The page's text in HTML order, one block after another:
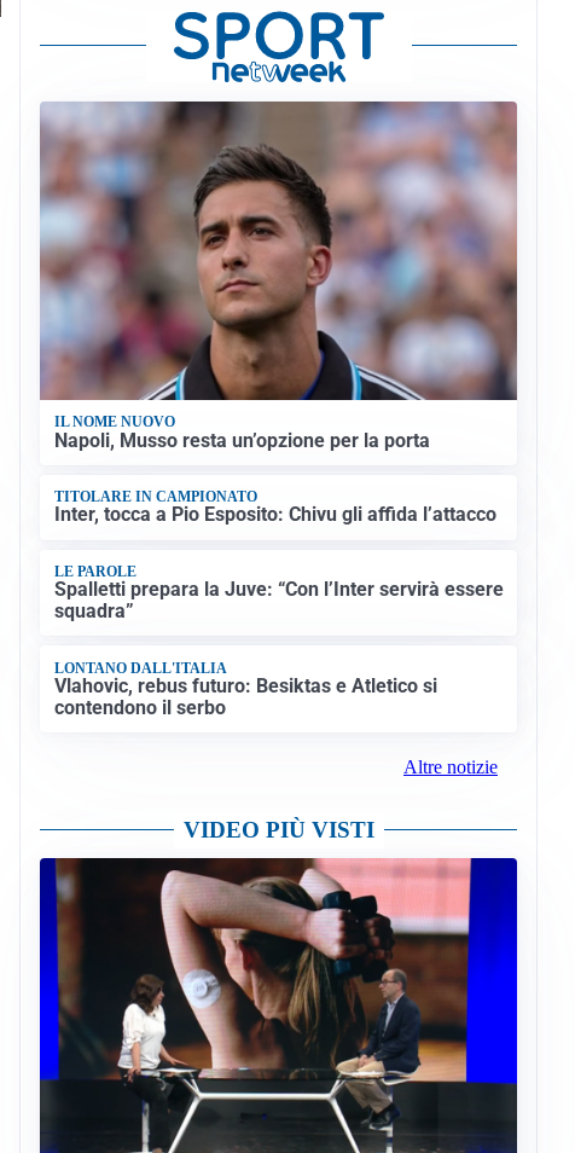
IL NOME NUOVO
Napoli, Musso resta un’opzione per la porta
TITOLARE IN CAMPIONATO
Inter, tocca a Pio Esposito: Chivu gli affida l’attacco
LE PAROLE
Spalletti prepara la Juve: “Con l’Inter servirà essere
squadra”
LONTANO DALL'ITALIA
Vlahovic, rebus futuro: Besiktas e Atletico si
contendono il serbo
Altre notizie
VIDEO PIÙ VISTI